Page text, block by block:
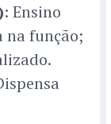
: Ensino
na função;